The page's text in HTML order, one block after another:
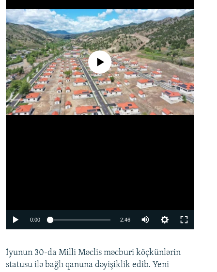
No media source currently available
0:00 2:46
360p
480p
İyunun 30-da Milli Məclis məcburi köçkünlərin
statusu ilə bağlı qanuna dəyişiklik edib. Yeni